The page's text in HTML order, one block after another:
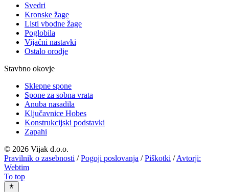
Svedri
Kronske žage
Listi vbodne žage
Poglobila
Vijačni nastavki
Ostalo orodje
Stavbno okovje
Sklepne spone
Spone za sobna vrata
Anuba nasadila
Ključavnice Hobes
Konstrukcijski podstavki
Zapahi
© 2026 Vijak d.o.o.
Pravilnik o zasebnosti / Pogoji poslovanja / Piškotki / Avtorji:
Webtim
To top